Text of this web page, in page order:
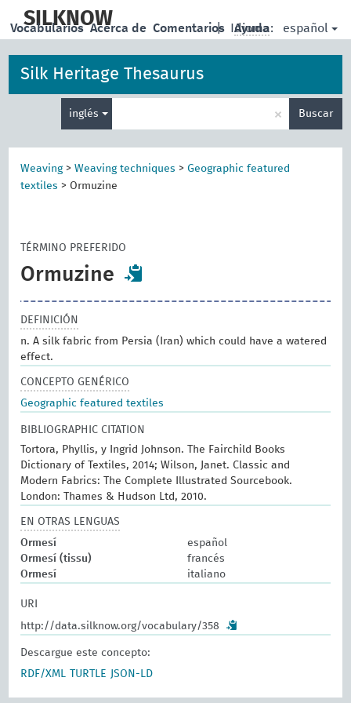
main
SILKNOW | Idioma: español
Vocabularios Acerca de Comentarios Ayuda
Silk Heritage Thesaurus
inglés × Buscar
Weaving>Weaving techniques >Geographic featured
textiles > Ormuzine
TÉRMINO PREFERIDO
Ormuzine
DEFINICIÓN
n. A silk fabric from Persia (Iran) which could have a watered
effect.
CONCEPTO GENÉRICO
Geographic featured textiles
BIBLIOGRAPHIC CITATION
Tortora, Phyllis, y Ingrid Johnson. The Fairchild Books
Dictionary of Textiles, 2014; Wilson, Janet. Classic and
Modern Fabrics: The Complete Illustrated Sourcebook.
London: Thames & Hudson Ltd, 2010.
EN OTRAS LENGUAS
Ormesí
español
Ormesí (tissu)
francés
Ormesí
italiano
URI
http://data.silknow.org/vocabulary/358
Descargue este concepto:
RDF/XML
TURTLE JSON-LD